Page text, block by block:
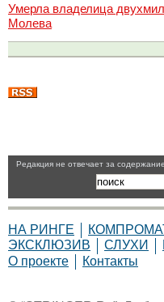
Умерла владелица
Молева
Pедакция не отвечает за
НА РИНГЕ
ЭКСКЛЮЗИВ
СЛУХИ
О проекте
Контакты